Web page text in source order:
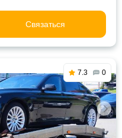
Связаться
7.3 0